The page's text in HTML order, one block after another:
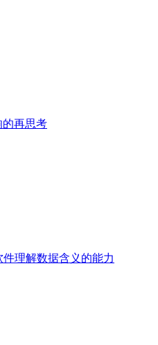
的再思考
理解数据含义的能力